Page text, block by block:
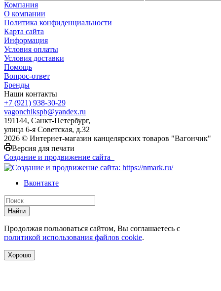
Компания
О компании
Политика конфиденциальности
Карта сайта
Информация
Условия оплаты
Условия доставки
Помощь
Вопрос-ответ
Бренды
Наши контакты
+7 (921) 938-30-29
vagonchikspb@yandex.ru
191144, Санкт-Петербург,
улица 6-я Советская, д.32
2026 © Интернет-магазин канцелярских товаров "Вагончик"
Версия для печати
Создание и продвижение сайта
Вконтакте
Найти
Продолжая пользоваться сайтом, Вы соглашаетесь с
политикой использования файлов cookie.
Хорошо